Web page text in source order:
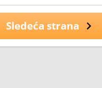
Sledeća strana